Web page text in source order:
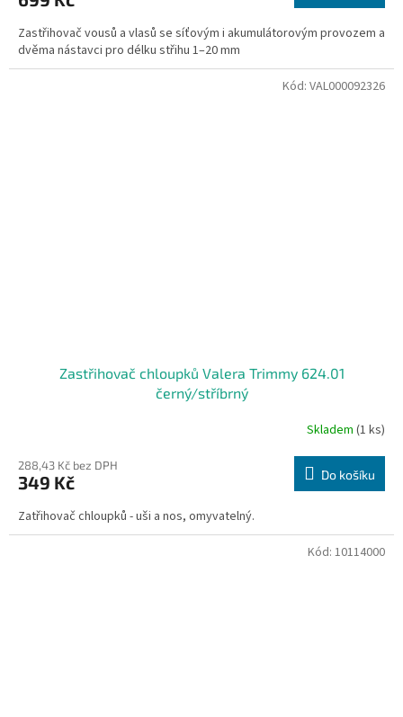
Zastřihovač vousů a vlasů se síťovým i akumulátorovým provozem a
dvěma nástavci pro délku střihu 1–20 mm
Zastřihovač chloupků Valera Trimmy 624.01
černý/stříbrný
Skladem (1 ks)
288,43 Kč bez DPH
349 Kč Do košíku
Zatřihovač chloupků - uši a nos, omyvatelný.
Kód: VAL000092326
Kód: 10114000